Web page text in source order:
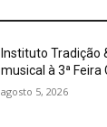
Instituto Tradição
musical à 3ª Feira
agosto 5, 2026